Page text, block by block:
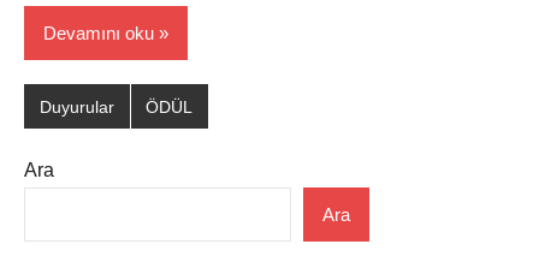
Devamını oku
Duyurular ÖDÜL
Ara
Ara